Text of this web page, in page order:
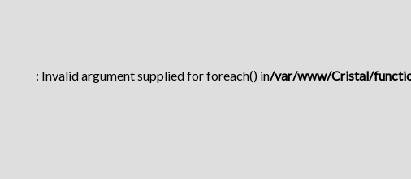
: Invalid argument supplied for foreach() in/var/www/Cristal/